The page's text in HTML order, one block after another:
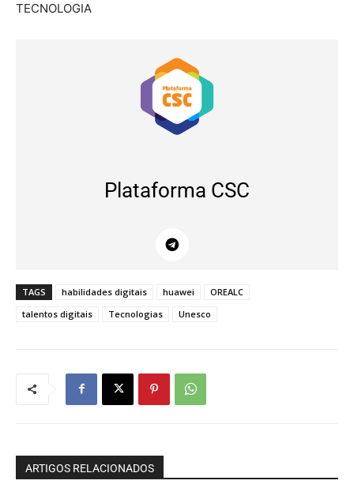
TECNOLOGIA
Plataforma CSC
TAGS habilidades digitais huawei
OREALC
talentos digitais
Tecnologias Unesco
ARTIGOS RELACIONADOS